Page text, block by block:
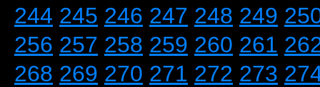
244 245 246 247 248 249
256 257 258 259 260 261
268 269 270 271 272 273